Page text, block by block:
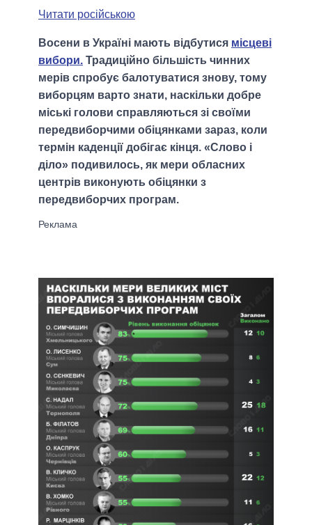
Читати російською
Восени в Україні мають відбутися місцеві
вибори. Традиційно більшість чинних
мерів спробує балотуватися знову, тому
виборцям варто знати, наскільки добре
міські голови справляються зі своїми
передвиборчими обіцянками зараз, коли
термін каденції добігає кінця. «Слово і
діло» подивилось, як мери обласних
центрів виконують обіцянки з
передвиборчих програм.